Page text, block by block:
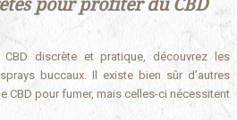
pour profiter du CBD
discrète et pratique, découvrez les
buccaux. Il existe bien sûr d’autres
CBD pour fumer, mais celles-ci nécessitent